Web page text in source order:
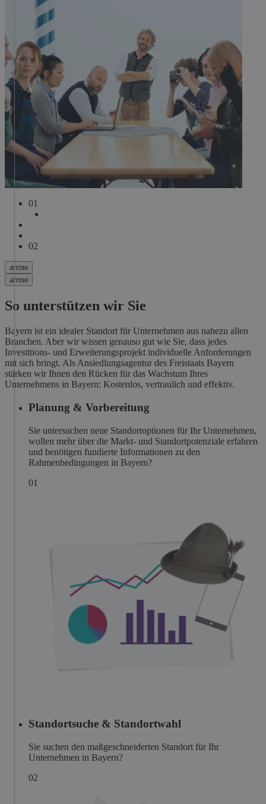
01
02
arrow
arrow
So unterstützen wir Sie
Bayern ist ein idealer Standort für Unternehmen aus nahezu allen
Branchen. Aber wir wissen genauso gut wie Sie, dass jedes
Investitions- und Erweiterungsprojekt individuelle Anforderungen
mit sich bringt. Als Ansiedlungsagentur des Freistaats Bayern
stärken wir Ihnen den Rücken für das Wachstum Ihres
Unternehmens in Bayern: Kostenlos, vertraulich und effektiv.
Planung & Vorbereitung
Sie untersuchen neue Standortoptionen für Ihr Unternehmen,
wollen mehr über die Markt- und Standortpotenziale erfahren
und benötigen fundierte Informationen zu den
Rahmenbedingungen in Bayern?
01
Standortsuche & Standortwahl
Sie suchen den maßgeschneiderten Standort für Ihr
Unternehmen in Bayern?
02